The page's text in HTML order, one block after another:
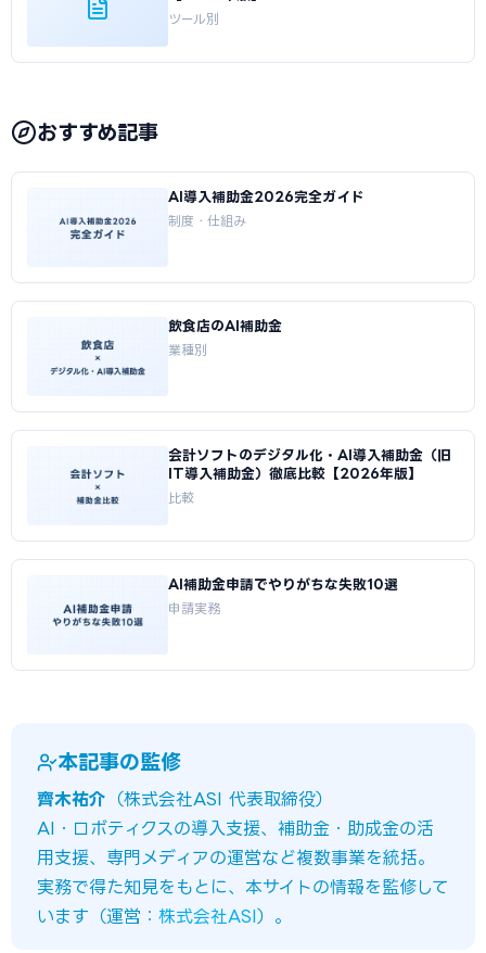
ツール別
おすすめ記事
AI導入補助金2026完全ガイド
制度・仕組み
飲食店のAI補助金
業種別
会計ソフトのデジタル化・AI導入補助金（旧
IT導入補助金）徹底比較【2026年版】
比較
AI補助金申請でやりがちな失敗10選
申請実務
本記事の監修
齊木祐介 （株式会社ASI 代表取締役）
AI・ロボティクスの導入支援、補助金・助成金の活
用支援、専門メディアの運営など複数事業を統括。
実務で得た知見をもとに、本サイトの情報を監修して
います（運営： 株式会社ASI）。